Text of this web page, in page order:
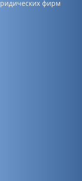
фирм